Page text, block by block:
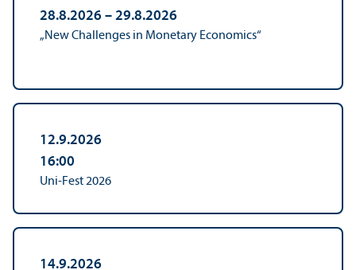
28.8.2026 – 29.8.2026
„New Challenges in Monetary Economics“
12.9.2026
16:00
Uni-Fest 2026
14.9.2026